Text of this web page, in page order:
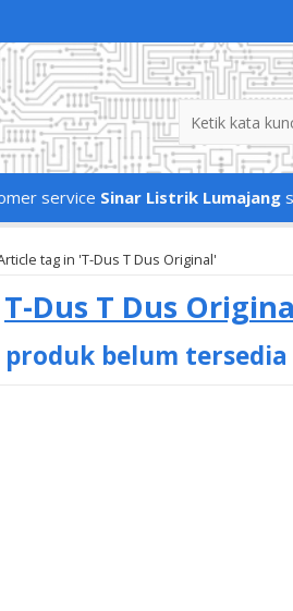
service Sinar Listrik Lumajang
tag in 'T-Dus T Dus Original'
T-Dus T Dus
produk belum